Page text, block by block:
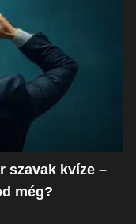
szavak kvíze –
még?